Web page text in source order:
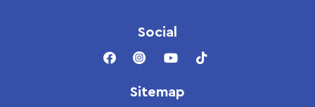
Social
Sitemap